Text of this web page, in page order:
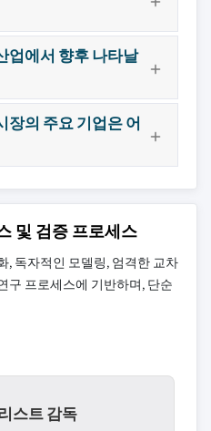
업에서 향후 나타날
장의 주요 기업은 어
및 검증 프로세스
, 독자적인 모델링, 엄격한 교차
구 프로세스에 기반하며, 단순
스트 감독